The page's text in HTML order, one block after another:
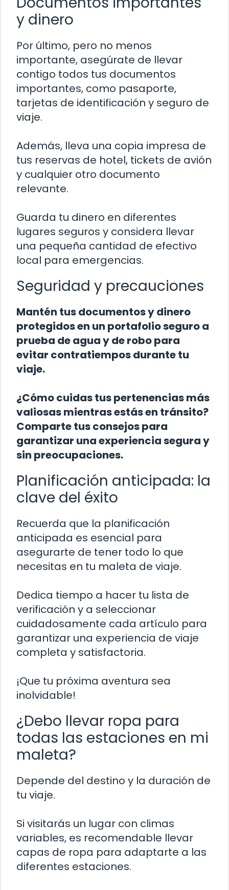
y dinero
Por último, pero no menos
importante, asegúrate de llevar
contigo todos tus documentos
importantes, como pasaporte,
tarjetas de identificación y seguro de
viaje.
Además, lleva una copia impresa de
tus reservas de hotel, tickets de avión
y cualquier otro documento
relevante.
Guarda tu dinero en diferentes
lugares seguros y considera llevar
una pequeña cantidad de efectivo
local para emergencias.
Seguridad y precauciones
Mantén tus documentos y dinero
protegidos en un portafolio seguro a
prueba de agua y de robo para
evitar contratiempos durante tu
viaje.
¿Cómo cuidas tus pertenencias más
valiosas mientras estás en tránsito?
Comparte tus consejos para
garantizar una experiencia segura y
sin preocupaciones.
Planificación anticipada: la
clave del éxito
Recuerda que la planificación
anticipada es esencial para
asegurarte de tener todo lo que
necesitas en tu maleta de viaje.
Dedica tiempo a hacer tu lista de
verificación y a seleccionar
cuidadosamente cada artículo para
garantizar una experiencia de viaje
completa y satisfactoria.
¡Que tu próxima aventura sea
inolvidable!
¿Debo llevar ropa para
todas las estaciones en mi
maleta?
Depende del destino y la duración de
tu viaje.
Si visitarás un lugar con climas
variables, es recomendable llevar
capas de ropa para adaptarte a las
diferentes estaciones.